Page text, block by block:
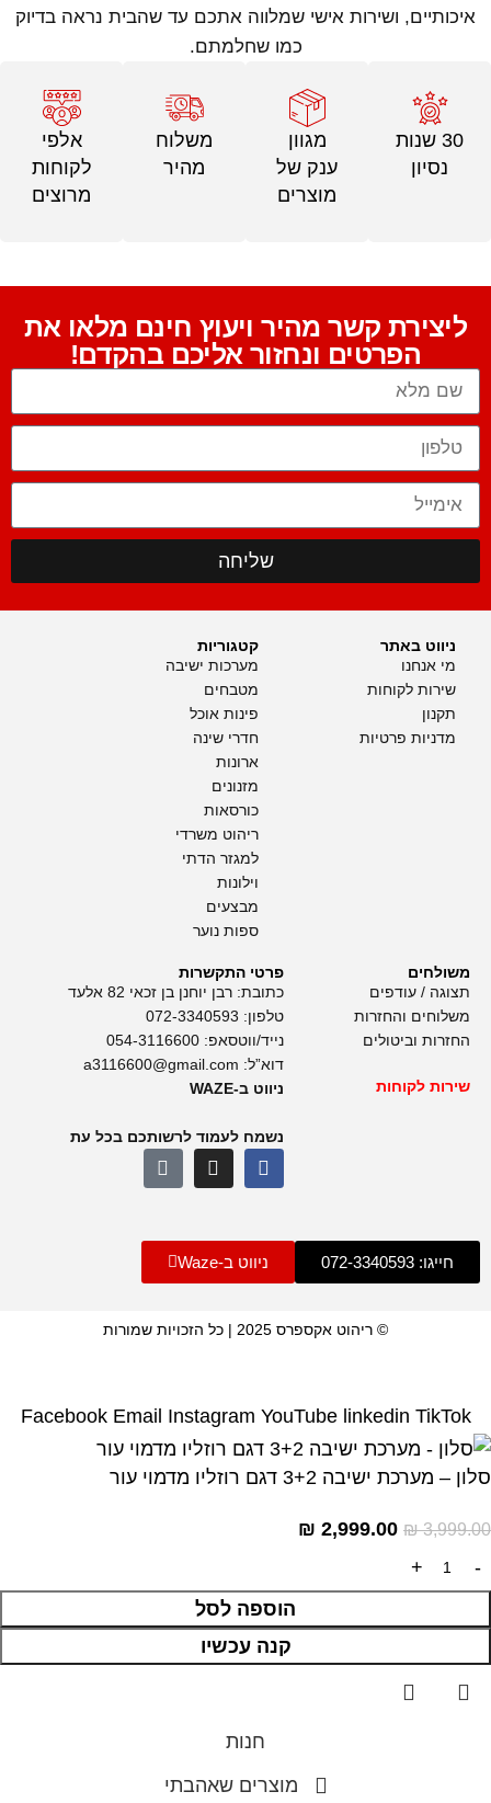
איכותיים, ושירות אישי שמלווה אתכם עד שהבית נראה בדיוק
כמו שחלמתם.
30 שנות
נסיון
מגוון
ענק של
מוצרים
משלוח
מהיר
אלפי
לקוחות
מרוצים
ליצירת קשר מהיר ויעוץ חינם מלאו את
הפרטים ונחזור אליכם בהקדם!
שליחה
ניווט באתר
מי אנחנו
שירות לקוחות
תקנון
מדניות פרטיות
קטגוריות
מערכות ישיבה
מטבחים
פינות אוכל
חדרי שינה
ארונות
מזנונים
כורסאות
ריהוט משרדי
למגזר הדתי
וילונות
מבצעים
ספות נוער
משולחים
תצוגה / עודפים
משלוחים והחזרות
החזרות וביטולים
שירות לקוחות
פרטי התקשרות
כתובת: רבן יוחנן בן זכאי 82 אלעד
טלפון: 072-3340593
נייד/ווטסאפ:054-3116600
דוא”ל: a3116600@gmail.com
ניווט ב-WAZE
נשמח לעמוד לרשותכם בכל עת
חייגו: 072-3340593 ניווט ב-Waze
© ריהוט אקספרס 2025 | כל הזכויות שמורות
Facebook Email Instagram YouTube linkedin TikTok
סלון – מערכת ישיבה 3+2 דגם רוזליו מדמוי עור
3,999.00
₪
2,999.00
₪
הוספה לסל
קנה עכשיו
חנות
מוצרים שאהבתי